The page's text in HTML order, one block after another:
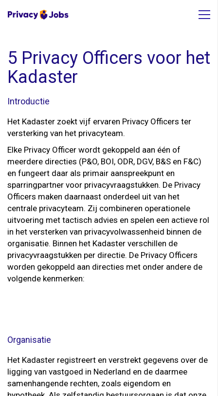
5 Privacy Officers voor het
Kadaster
Introductie
Het Kadaster zoekt vijf ervaren Privacy Officers ter
versterking van het privacyteam.
Elke Privacy Officer wordt gekoppeld aan één of
meerdere directies (P&O, BOI, ODR, DGV, B&S en F&C)
en fungeert daar als primair aanspreekpunt en
sparringpartner voor privacyvraagstukken. De Privacy
Officers maken daarnaast onderdeel uit van het
centrale privacyteam. Zij combineren operationele
uitvoering met tactisch advies en spelen een actieve rol
in het versterken van privacyvolwassenheid binnen de
organisatie. Binnen het Kadaster verschillen de
privacyvraagstukken per directie. De Privacy Officers
worden gekoppeld aan directies met onder andere de
volgende kenmerken:
Organisatie
Het Kadaster registreert en verstrekt gegevens over de
ligging van vastgoed in Nederland en de daarmee
samenhangende rechten, zoals eigendom en